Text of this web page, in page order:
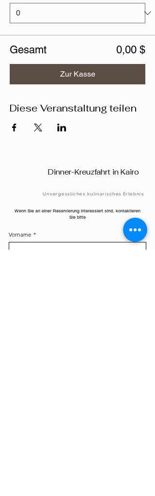
Gesamt 0,00 $
Zur Kasse
Diese Veranstaltung teilen
Dinner-Kreuzfahrt in Kairo
Unvergessliches kulinarisches Erlebnis
Wenn Sie an einer Reservierung interessiert sind, kontaktieren
Sie bitte
Vorname *